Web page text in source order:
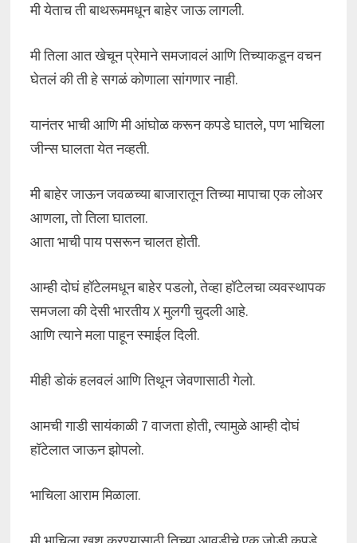
मी येताच ती बाथरूममधून बाहेर जाऊ लागली.
मी तिला आत खेचून प्रेमाने समजावलं आणि तिच्याकडून वचन
घेतलं की ती हे सगळं कोणाला सांगणार नाही.
यानंतर भाची आणि मी आंघोळ करून कपडे घातले, पण भाचिला
जीन्स घालता येत नव्हती.
मी बाहेर जाऊन जवळच्या बाजारातून तिच्या मापाचा एक लोअर
आणला, तो तिला घातला.
आता भाची पाय पसरून चालत होती.
आम्ही दोघं हॉटेलमधून बाहेर पडलो, तेव्हा हॉटेलचा व्यवस्थापक
समजला की देसी भारतीय X मुलगी चुदली आहे.
आणि त्याने मला पाहून स्माईल दिली.
मीही डोकं हलवलं आणि तिथून जेवणासाठी गेलो.
आमची गाडी सायंकाळी 7 वाजता होती, त्यामुळे आम्ही दोघं
हॉटेलात जाऊन झोपलो.
भाचिला आराम मिळाला.